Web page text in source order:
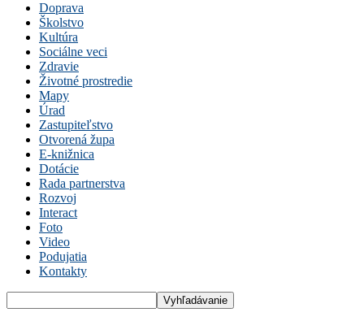
Doprava
Školstvo
Kultúra
Sociálne veci
Zdravie
Životné prostredie
Mapy
Úrad
Zastupiteľstvo
Otvorená župa
E-knižnica
Dotácie
Rada partnerstva
Rozvoj
Interact
Foto
Video
Podujatia
Kontakty